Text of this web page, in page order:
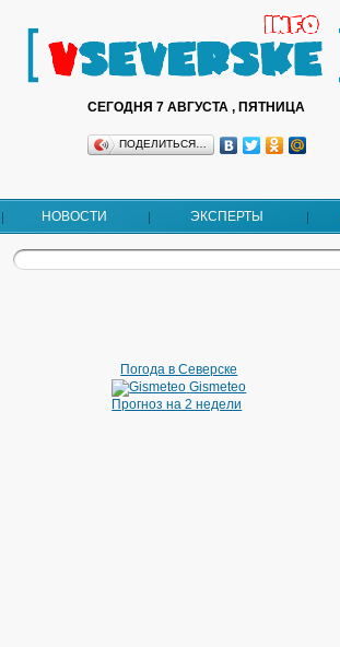
СЕГОДНЯ 7 АВГУСТА , ПЯТНИЦА
ПОДЕЛИТЬСЯ…
НОВОСТИ ЭКСПЕРТЫ
Погода в Северске
Gismeteo
Прогноз на 2 недели